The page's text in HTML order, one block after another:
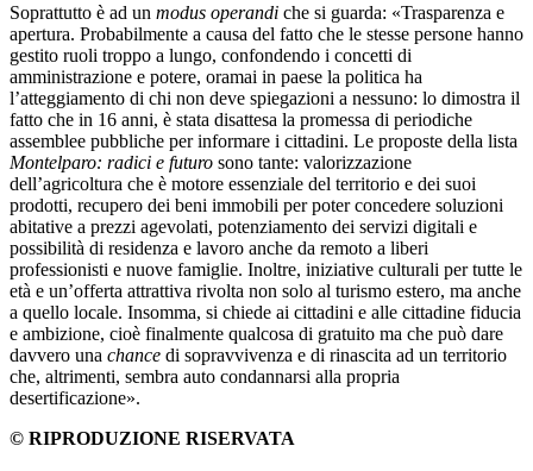
Soprattutto è ad un modus operandi che si guarda: «Trasparenza e
apertura. Probabilmente a causa del fatto che le stesse persone hanno
gestito ruoli troppo a lungo, confondendo i concetti di
amministrazione e potere, oramai in paese la politica ha
l’atteggiamento di chi non deve spiegazioni a nessuno: lo dimostra il
fatto che in 16 anni, è stata disattesa la promessa di periodiche
assemblee pubbliche per informare i cittadini. Le proposte della lista
Montelparo: radici e futuro sono tante: valorizzazione
dell’agricoltura che è motore essenziale del territorio e dei suoi
prodotti, recupero dei beni immobili per poter concedere soluzioni
abitative a prezzi agevolati, potenziamento dei servizi digitali e
possibilità di residenza e lavoro anche da remoto a liberi
professionisti e nuove famiglie. Inoltre, iniziative culturali per tutte le
età e un’offerta attrattiva rivolta non solo al turismo estero, ma anche
a quello locale. Insomma, si chiede ai cittadini e alle cittadine fiducia
e ambizione, cioè finalmente qualcosa di gratuito ma che può dare
davvero una chance di sopravvivenza e di rinascita ad un territorio
che, altrimenti, sembra auto condannarsi alla propria
desertificazione».
© RIPRODUZIONE RISERVATA